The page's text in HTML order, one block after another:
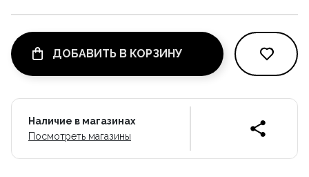
ДОБАВИТЬ В КОРЗИНУ
Наличие в магазинах
Посмотреть магазины